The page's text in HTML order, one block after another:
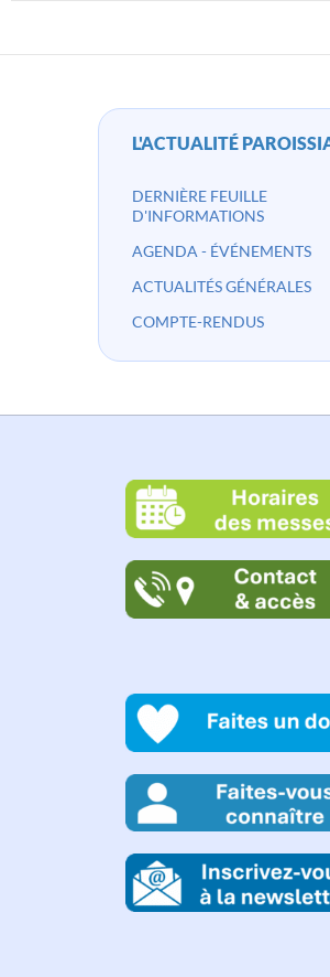
L'ACTUALITÉ
DERNIÈRE FEUILLE
D'INFORMATIONS
AGENDA - ÉVÉNEMENTS
ACTUALITÉS GÉNÉRALES
COMPTE-RENDUS